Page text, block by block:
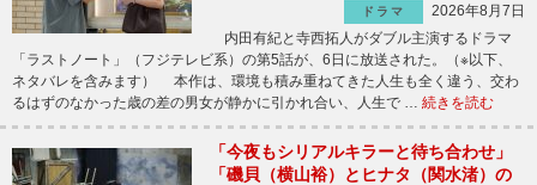
ドラマ
2026年8月7日
内田有紀と寺西拓人がダブル主演するドラマ
「ラストノート」（フジテレビ系）の第5話が、6日に放送された。（※以下、
ネタバレを含みます） 本作は、環境も積み重ねてきた人生も全く違う、交わ
るはずのなかった歳の差の男女が静かに引かれ合い、人生で … 続きを読む
「今夜もシリアルキラーと待ち合わせ」
「磯貝（横山裕）とヒナタ（関水渚）の